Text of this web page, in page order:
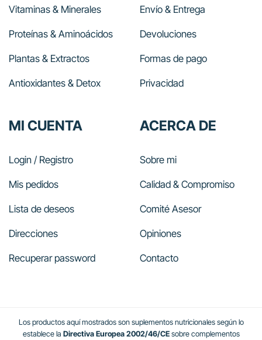
Vitaminas & Minerales
Proteínas & Aminoácidos
Plantas & Extractos
Antioxidantes & Detox
Envío & Entrega
Devoluciones
Formas de pago
Privacidad
MI CUENTA
Login / Registro
Mis pedidos
Lista de deseos
Direcciones
Recuperar password
ACERCA DE
Sobre mi
Calidad & Compromiso
Comité Asesor
Opiniones
Contacto
Los productos aquí mostrados son suplementos nutricionales según lo
establece la Directiva Europea 2002/46/CEsobre complementos